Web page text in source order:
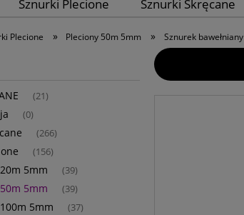
Sznurki Plecione Sznurki Skręcane
Plecione » Pleciony 50m 5mm » Sznurek
(21)
(0)
(266)
(156)
5mm (39)
5mm (39)
5mm (37)